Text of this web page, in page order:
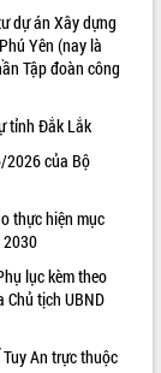
dự án Xây dựng
Yên (nay là
Tập đoàn công
tỉnh Đắk Lắk
2026 của Bộ
thực hiện mục
2030
lục kèm theo
tịch UBND
An trực thuộc